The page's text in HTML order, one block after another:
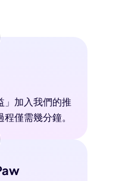
」加入我們的推
僅需幾分鐘。